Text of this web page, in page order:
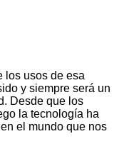
los usos de esa
y siempre será un
Desde que los
la tecnología ha
el mundo que nos